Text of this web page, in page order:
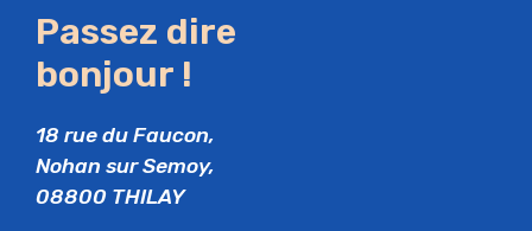
Passez dire
bonjour !
18 rue du Faucon,
Nohan sur Semoy,
08800 THILAY